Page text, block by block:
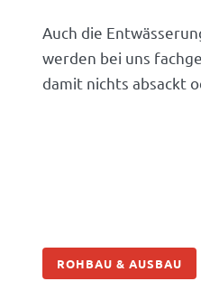
Auch die
werden bei uns
damit nichts absackt
ROHBAU & AUSBAU